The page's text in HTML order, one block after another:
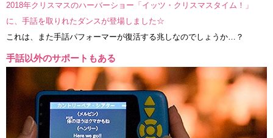
2018年クリスマスのハーバーショー「イッツ・クリスマスタイム！」
に、手話を取りれたダンスが登場しました☆
これは、また手話パフォーマーが復活する兆しなのでしょうか…？
手話以外のサポートもある